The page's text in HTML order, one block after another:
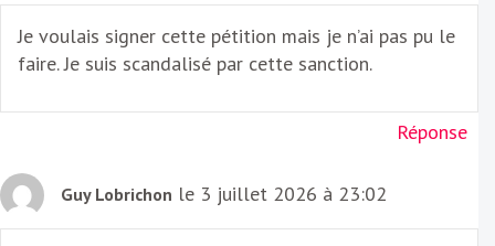
Je voulais signer cette pétition mais je n’ai pas pu le
faire. Je suis scandalisé par cette sanction.
Réponse
Guy Lobrichon le 3 juillet 2026 à 23:02